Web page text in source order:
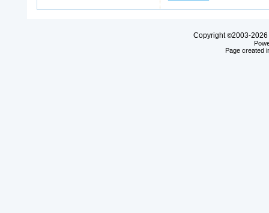
Copyright©2003-2026
Page created